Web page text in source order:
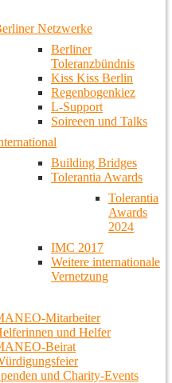
Netzwerke
Berliner
Toleranzbündnis
Kiss Kiss Berlin
Regenbogenkiez
L-Support
Soireeen und Talks
Building Bridges
Tolerantia Awards
Tolerantia
Awards
2024
IMC 2017
Weitere internationale
Vernetzung
Mitarbeiter
und Helfer
Beirat
und Charity-Events